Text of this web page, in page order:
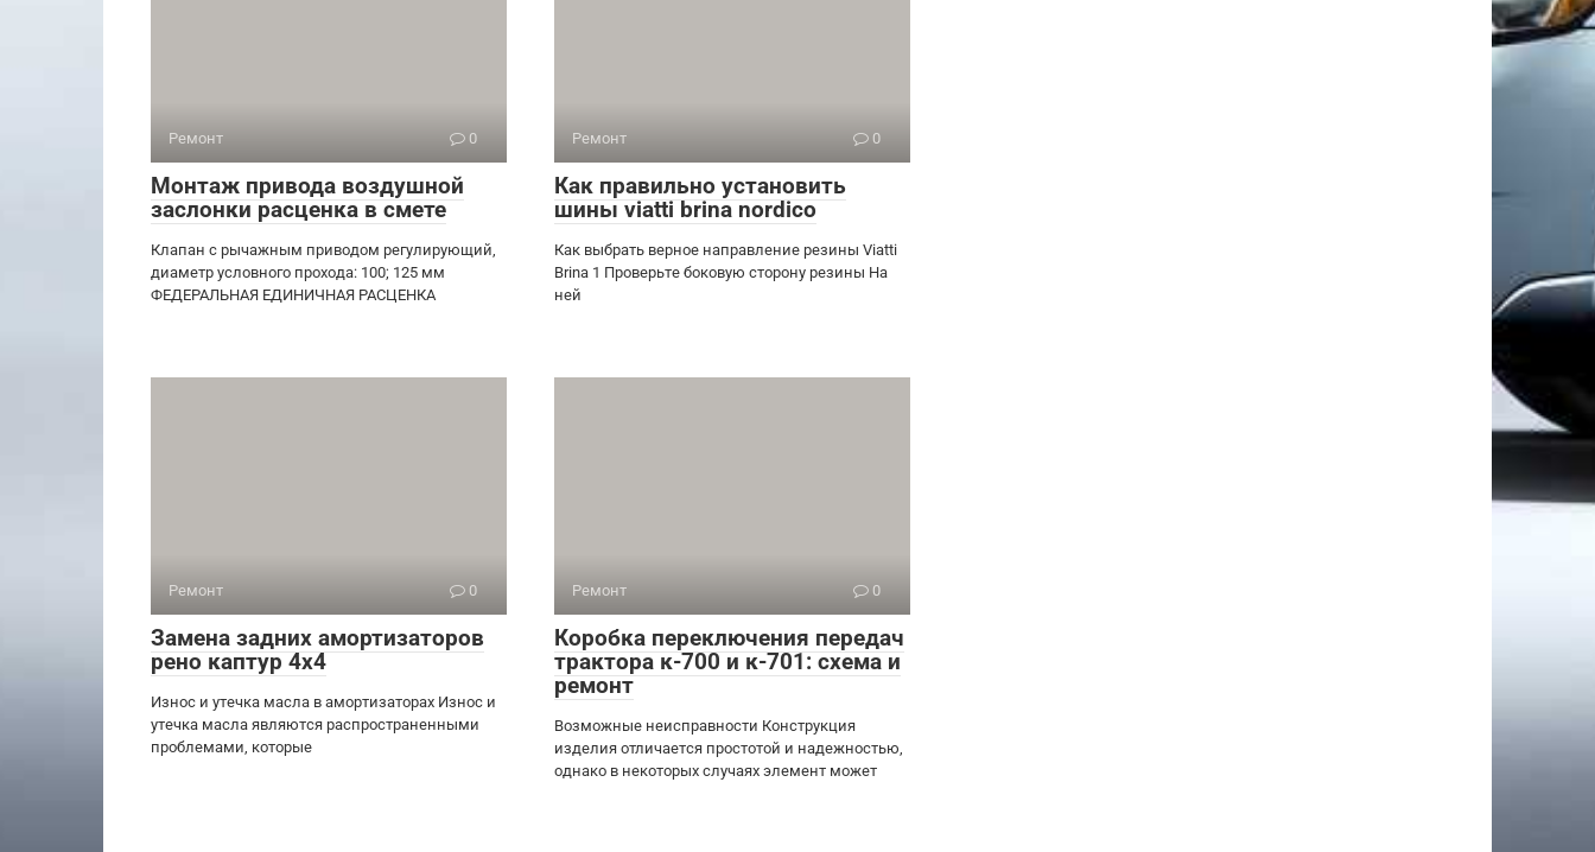
Ремонт 0
Монтаж привода воздушной
заслонки расценка в смете
Клапан с рычажным приводом регулирующий,
диаметр условного прохода: 100; 125 мм
ФЕДЕРАЛЬНАЯ ЕДИНИЧНАЯ РАСЦЕНКА
Ремонт 0
Как правильно установить
шины viatti brina nordico
Как выбрать верное направление резины Viatti
Brina 1 Проверьте боковую сторону резины На
ней
Ремонт 0
Замена задних амортизаторов
рено каптур 4х4
Износ и утечка масла в амортизаторах Износ и
утечка масла являются распространенными
проблемами, которые
Ремонт 0
Коробка переключения передач
трактора к-700 и к-701: схема и
ремонт
Возможные неисправности Конструкция
изделия отличается простотой и надежностью,
однако в некоторых случаях элемент может